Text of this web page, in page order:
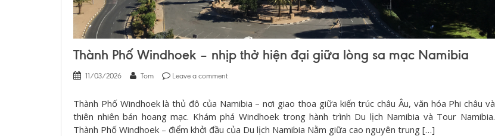
Thành Phố Windhoek – nhịp thở hiện đại giữa lòng sa mạc Namibia
11/03/2026 Tom Leave a comment
Thành Phố Windhoek là thủ đô của Namibia – nơi giao thoa giữa kiến trúc châu Âu, văn hóa Phi châu và
thiên nhiên bán hoang mạc. Khám phá Windhoek trong hành trình Du lịch Namibia và Tour Namibia.
Thành Phố Windhoek – điểm khởi đầu của Du lịch Namibia Nằm giữa cao nguyên trung […]